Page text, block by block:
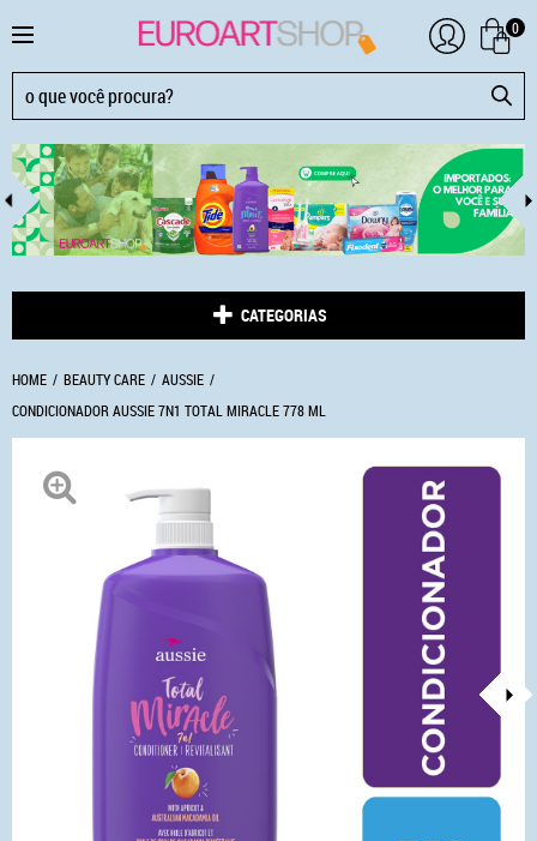
0
CATEGORIAS
HOME BEAUTY CARE
AUSSIE
CONDICIONADOR AUSSIE 7N1 TOTAL MIRACLE 778 ML